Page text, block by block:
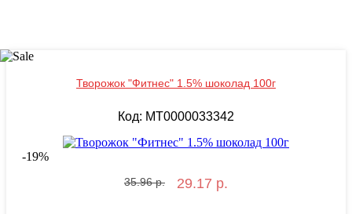
Творожок "Фитнес" 1.5% шоколад 100г
Код: MT0000033342
-19%
35.96 р. 29.17 р.